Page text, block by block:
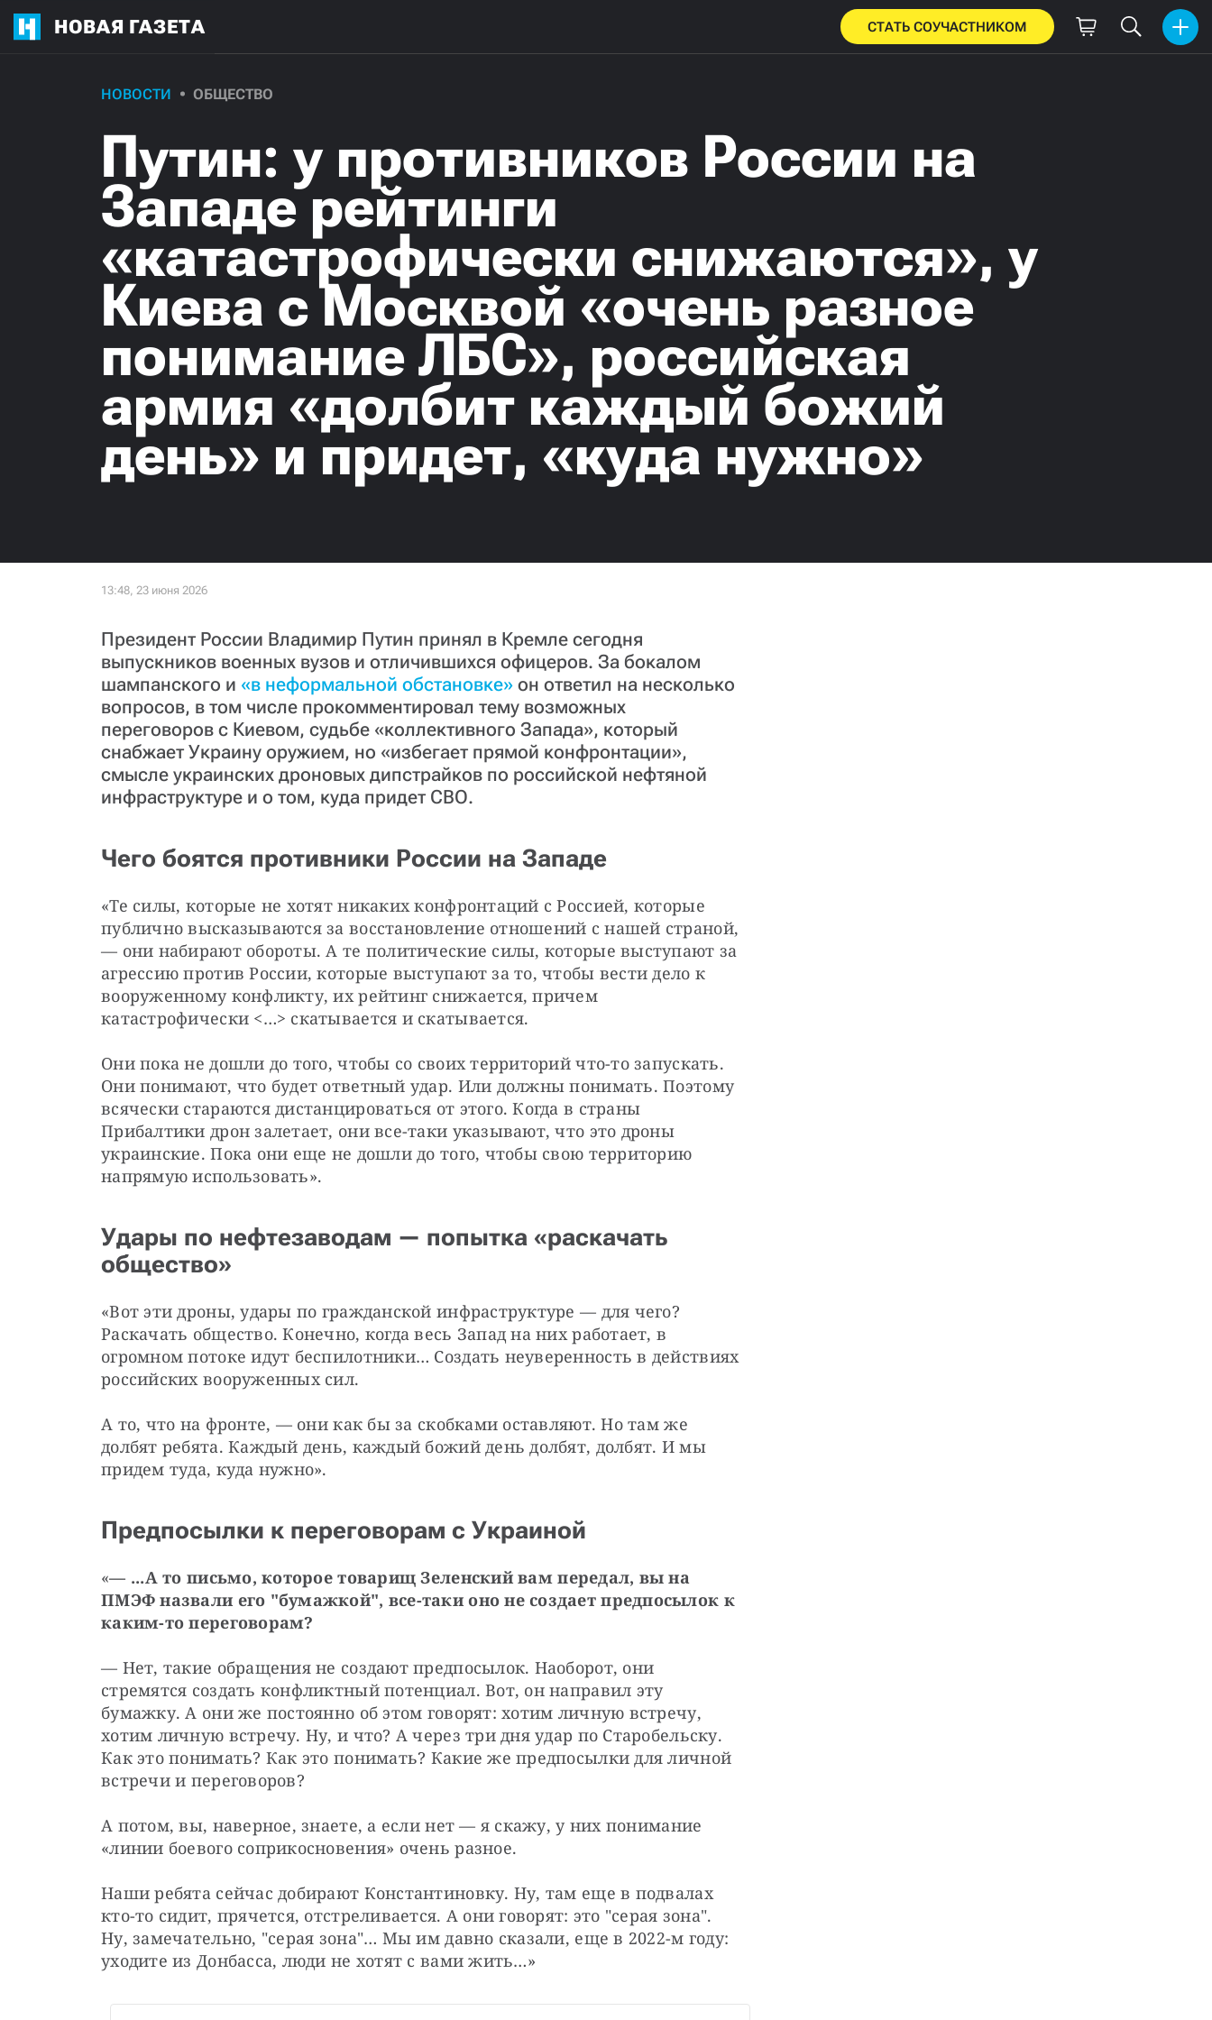
НОВАЯ ГАЗЕТА СТАТЬ СОУЧАСТНИКОМ
НОВОСТИ ОБЩЕСТВО
Путин: у противников России на
Западе рейтинги
«катастрофически снижаются», у
Киева с Москвой «очень разное
понимание ЛБС», российская
армия «долбит каждый божий
день» и придет, «куда нужно»
Президент России Владимир Путин принял в Кремле сегодня
выпускников военных вузов и отличившихся офицеров. За бокалом
шампанского и «в неформальной обстановке» он ответил на несколько
вопросов, в том числе прокомментировал тему возможных
переговоров с Киевом, судьбе «коллективного Запада», который
снабжает Украину оружием, но «избегает прямой конфронтации»,
смысле украинских дроновых дипстрайков по российской нефтяной
инфраструктуре и о том, куда придет СВО.
Чего боятся противники России на Западе
«Те силы, которые не хотят никаких конфронтаций с Россией, которые
публично высказываются за восстановление отношений с нашей страной,
— они набирают обороты. А те политические силы, которые выступают за
агрессию против России, которые выступают за то, чтобы вести дело к
вооруженному конфликту, их рейтинг снижается, причем
катастрофически <…> скатывается и скатывается.
Они пока не дошли до того, чтобы со своих территорий что-то запускать.
Они понимают, что будет ответный удар. Или должны понимать. Поэтому
всячески стараются дистанцироваться от этого. Когда в страны
Прибалтики дрон залетает, они все-таки указывают, что это дроны
украинские. Пока они еще не дошли до того, чтобы свою территорию
напрямую использовать».
Удары по нефтезаводам — попытка «раскачать
общество»
«Вот эти дроны, удары по гражданской инфраструктуре — для чего?
Раскачать общество. Конечно, когда весь Запад на них работает, в
огромном потоке идут беспилотники… Создать неуверенность в действиях
российских вооруженных сил.
А то, что на фронте, — они как бы за скобками оставляют. Но там же
долбят ребята. Каждый день, каждый божий день долбят, долбят. И мы
придем туда, куда нужно».
Предпосылки к переговорам с Украиной
«— ...А то письмо, которое товарищ Зеленский вам передал, вы на
ПМЭФ назвали его "бумажкой", все-таки оно не создает предпосылок к
каким-то переговорам?
— Нет, такие обращения не создают предпосылок. Наоборот, они
стремятся создать конфликтный потенциал. Вот, он направил эту
бумажку. А они же постоянно об этом говорят: хотим личную встречу,
хотим личную встречу. Ну, и что? А через три дня удар по Старобельску.
Как это понимать? Как это понимать? Какие же предпосылки для личной
встречи и переговоров?
А потом, вы, наверное, знаете, а если нет — я скажу, у них понимание
«линии боевого соприкосновения» очень разное.
Наши ребята сейчас добирают Константиновку. Ну, там еще в подвалах
кто-то сидит, прячется, отстреливается. А они говорят: это "серая зона".
Ну, замечательно, "серая зона"… Мы им давно сказали, еще в 2022-м году:
уходите из Донбасса, люди не хотят с вами жить…»